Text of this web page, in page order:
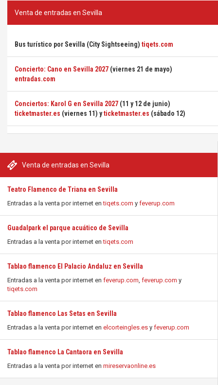
Venta de entradas en Sevilla
Teatro Flamenco de Triana en Sevilla
Entradas a la venta por internet entiqets.com y feverup.com
Guadalpark el parque acuático de Sevilla
Entradas a la venta por internet entiqets.com
Tablao flamenco El Palacio Andaluz en Sevilla
Entradas a la venta por internet en feverup.com, feverup.com y
tiqets.com
Tablao flamenco Las Setas en Sevilla
Entradas a la venta por internet en elcorteingles.es y feverup.com
Tablao flamenco La Cantaora en Sevilla
Entradas a la venta por internet en mireservaonline.es
Venta de entradas en Sevilla
Bus turístico por Sevilla (City Sightseeing) tiqets.com
Concierto: Cano en Sevilla 2027 (viernes 21 de mayo)
entradas.com
Conciertos: Karol G en Sevilla 2027 (11 y 12 de junio)
ticketmaster.es (viernes 11) yticketmaster.es (sábado 12)